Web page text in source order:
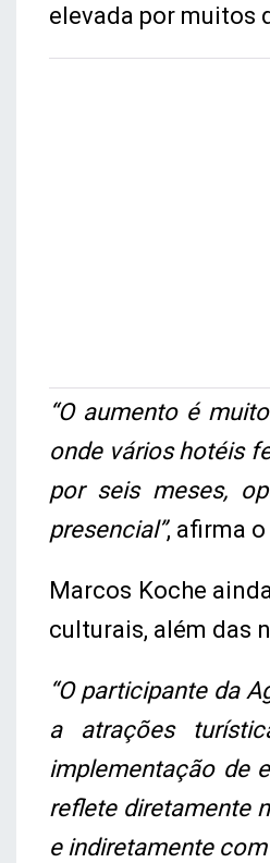
elevada por muitos
“O aumento é
onde vários hotéis
por seis meses,
presencial”, afirma
Marcos Koche
culturais, além das
“O participante da
a atrações
implementação de
reflete diretamente
e indiretamente com